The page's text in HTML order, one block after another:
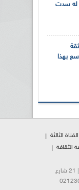
له سدت
بهذا
القناة الثالثة
الثقافة
© 2026 الإذاعة الجزائرية. كل الحقوق محفوظة | 21 شارع